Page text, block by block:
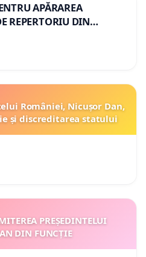
APĂRAREA
REPERTORIU DIN
României, Nicușor Dan,
și discreditarea statului
PREȘEDINTELUI
DIN FUNCȚIE